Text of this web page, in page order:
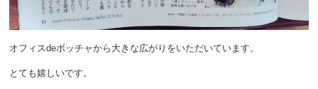
オフィスdeボッチャから大きな広がりをいただいています。
とても嬉しいです。